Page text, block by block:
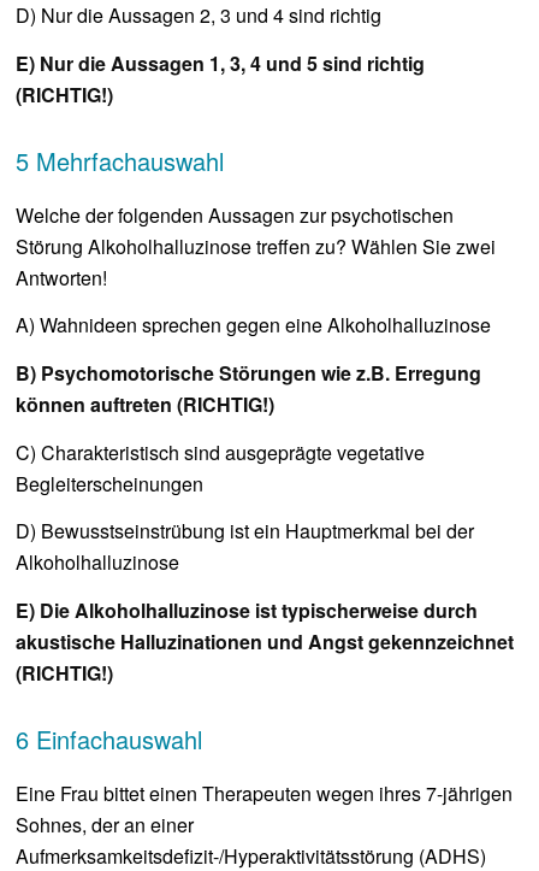
D) Nur die Aussagen 2, 3 und 4 sind richtig
E) Nur die Aussagen 1, 3, 4 und 5 sind richtig
(RICHTIG!)
5 Mehrfachauswahl
Welche der folgenden Aussagen zur psychotischen
Störung Alkoholhalluzinose treffen zu? Wählen Sie zwei
Antworten!
A) Wahnideen sprechen gegen eine Alkoholhalluzinose
B) Psychomotorische Störungen wie z.B. Erregung
können auftreten (RICHTIG!)
C) Charakteristisch sind ausgeprägte vegetative
Begleiterscheinungen
D) Bewusstseinstrübung ist ein Hauptmerkmal bei der
Alkoholhalluzinose
E) Die Alkoholhalluzinose ist typischerweise durch
akustische Halluzinationen und Angst gekennzeichnet
(RICHTIG!)
6 Einfachauswahl
Eine Frau bittet einen Therapeuten wegen ihres 7-jährigen
Sohnes, der an einer
Aufmerksamkeitsdefizit-/Hyperaktivitätsstörung (ADHS)